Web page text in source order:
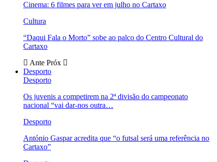
Cinema: 6 filmes para ver em julho no Cartaxo
Cultura
“Daqui Fala o Morto” sobe ao palco do Centro Cultural do
Cartaxo
Ante Próx
Desporto
Desporto
Os juvenis a competirem na 2ª divisão do campeonato
nacional “vai dar-nos outra…
Desporto
António Gaspar acredita que “o futsal será uma referência no
Cartaxo”